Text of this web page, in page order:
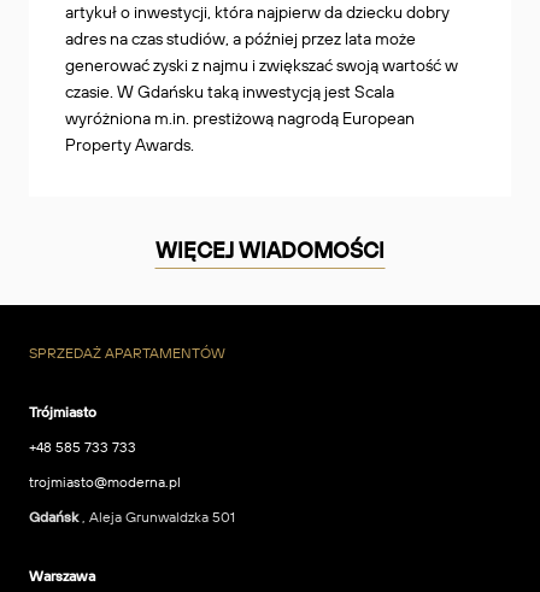
artykuł o inwestycji, która najpierw da dziecku dobry
adres na czas studiów, a później przez lata może
generować zyski z najmu i zwiększać swoją wartość w
czasie. W Gdańsku taką inwestycją jest Scala
wyróżniona m.in. prestiżową nagrodą European
Property Awards.
WIĘCEJ WIADOMOŚCI
SPRZEDAŻ APARTAMENTÓW
Trójmiasto
+48 585 733 733
trojmiasto@moderna.pl
Gdańsk , Aleja Grunwaldzka 501
Warszawa